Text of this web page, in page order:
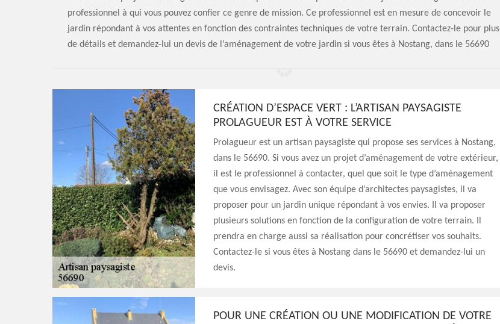
professionnel à qui vous pouvez confier ce genre de mission. Ce professionnel est en mesure de concevoir le
jardin répondant à vos attentes en fonction des contraintes techniques de votre terrain. Contactez-le pour plus
de détails et demandez-lui un devis de l’aménagement de votre jardin si vous êtes à Nostang, dans le 56690
CRÉATION D’ESPACE VERT : L’ARTISAN PAYSAGISTE
PROLAGUEUR EST À VOTRE SERVICE
Prolagueur est un artisan paysagiste qui propose ses services à Nostang,
dans le 56690. Si vous avez un projet d’aménagement de votre extérieur,
il est le professionnel à contacter, quel que soit le type d’aménagement
que vous envisagez. Avec son équipe d’architectes paysagistes, il va
proposer pour un jardin unique répondant à vos envies. Il va proposer
plusieurs solutions en fonction de la configuration de votre terrain. Il
prendra en charge aussi sa réalisation pour concrétiser vos souhaits.
Contactez-le si vous êtes à Nostang dans le 56690 et demandez-lui un
devis.
POUR UNE CRÉATION OU UNE MODIFICATION DE VOTRE